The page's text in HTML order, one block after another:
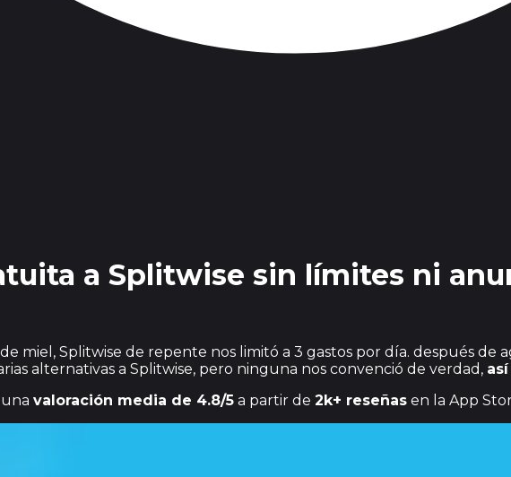
a Splitwise sin límites ni
miel, Splitwise de repente nos limitó a 3 gastos por día. después de
alternativas a Splitwise, pero ninguna nos convenció de verdad,
valoración media de 4.8/5 a partir de 2k+ reseñas en la App